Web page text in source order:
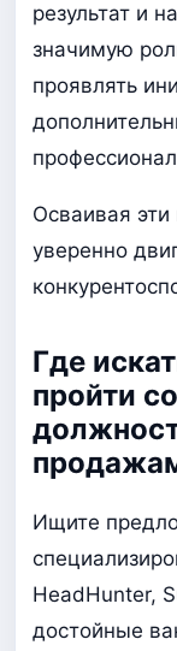
результат и
значимую
проявлять
Осваивая
уверенно
Где
пройти
Ищите
HeadHunter,
достойные